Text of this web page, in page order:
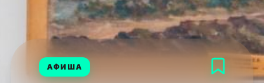
АФИША